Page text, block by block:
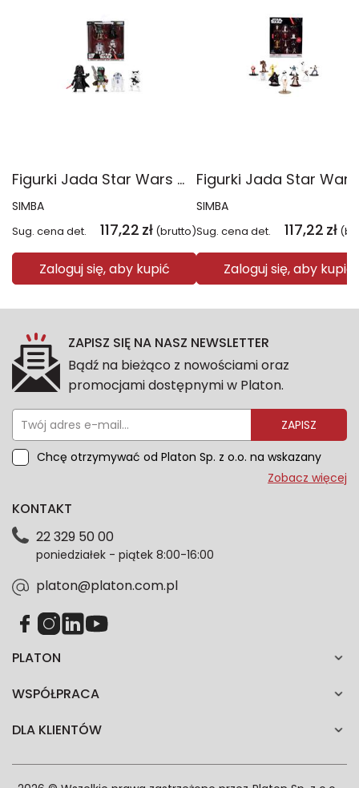
Figurki Jada Star Wars metalowe 6,5cm 4-pak
SIMBA
Sug. cena det. 117,22 zł (brutto)
Zaloguj się, aby kupić
SIMBA
Sug. cena det. 117,22 zł
Zaloguj się, aby kupić
ZAPISZ SIĘ NA NASZ NEWSLETTER
Bądź na bieżąco z nowościami oraz
promocjami dostępnymi w Platon.
ZAPISZ
Chcę otrzymywać od Platon Sp. z o.o. na wskazany
przeze mnie adres e-mail informacje marketingowe
dotyczące danych osobowych znajdziesz w naszej
każdym czasie. Wycofanie zgody nie wpłynie na
zgodność z prawem przetwarzania dokonanego przed
Zobacz więcej
PLATON
WSPÓŁPRACA
DLA KLIENTÓW
KONTAKT
22 329 50 00
poniedziałek - piątek 8:00-16:00
platon@platon.com.pl